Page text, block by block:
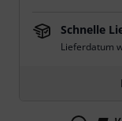
Schnelle
Lieferdatum